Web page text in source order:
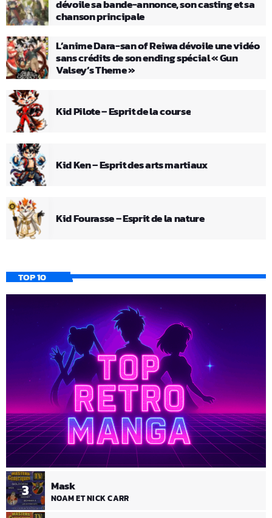
dévoile sa bande-annonce, son casting et sa
chanson principale
L’anime Dara-san of Reiwa dévoile une vidéo
sans crédits de son ending spécial « Gun
Valsey’s Theme »
Kid Pilote – Esprit de la course
Kid Ken – Esprit des arts martiaux
Kid Fourasse – Esprit de la nature
TOP 10
3 Mask
NOAM ET NICK CARR